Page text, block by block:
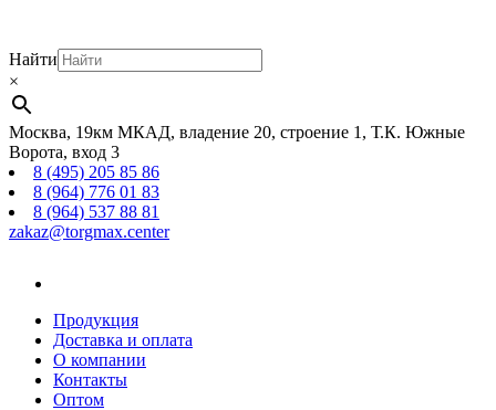
Найти
×
Москва, 19км МКАД, владение 20, строение 1, Т.К. Южные
Ворота, вход 3
8 (495) 205 85 86
8 (964) 776 01 83
8 (964) 537 88 81
zakaz@torgmax.center
Продукция
Доставка и оплата
О компании
Контакты
Оптом